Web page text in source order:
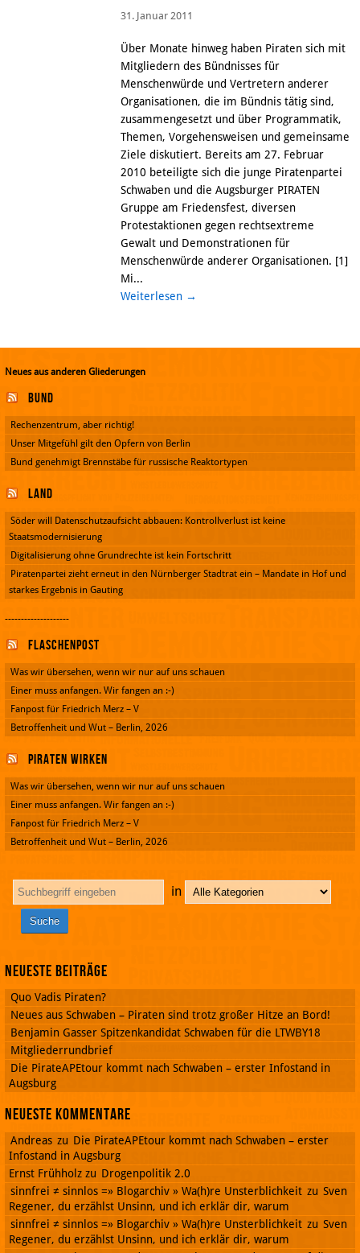
31. Januar 2011
Über Monate hinweg haben Piraten sich mit
Mitgliedern des Bündnisses für
Menschenwürde und Vertretern anderer
Organisationen, die im Bündnis tätig sind,
zusammengesetzt und über Programmatik,
Themen, Vorgehensweisen und gemeinsame
Ziele diskutiert. Bereits am 27. Februar
2010 beteiligte sich die junge Piratenpartei
Schwaben und die Augsburger PIRATEN
Gruppe am Friedensfest, diversen
Protestaktionen gegen rechtsextreme
Gewalt und Demonstrationen für
Menschenwürde anderer Organisationen. [1]
Mi...
Weiterlesen →
Neues aus anderen Gliederungen
Bund
Rechenzentrum, aber richtig!
Unser Mitgefühl gilt den Opfern von Berlin
Bund genehmigt Brennstäbe für russische Reaktortypen
Land
Söder will Datenschutzaufsicht abbauen: Kontrollverlust ist keine
Staatsmodernisierung
Digitalisierung ohne Grundrechte ist kein Fortschritt
Piratenpartei zieht erneut in den Nürnberger Stadtrat ein – Mandate in Hof und
starkes Ergebnis in Gauting
--------------------
Flaschenpost
Was wir übersehen, wenn wir nur auf uns schauen
Einer muss anfangen. Wir fangen an :-)
Fanpost für Friedrich Merz – V
Betroffenheit und Wut – Berlin, 2026
Piraten wirken
Was wir übersehen, wenn wir nur auf uns schauen
Einer muss anfangen. Wir fangen an :-)
Fanpost für Friedrich Merz – V
Betroffenheit und Wut – Berlin, 2026
in
Neueste Beiträge
Quo Vadis Piraten?
Neues aus Schwaben – Piraten sind trotz großer Hitze an Bord!
Benjamin Gasser Spitzenkandidat Schwaben für die LTWBY18
Mitgliederrundbrief
Die PirateAPEtour kommt nach Schwaben – erster Infostand in
Augsburg
Neueste Kommentare
Andreas zu Die PirateAPEtour kommt nach Schwaben – erster
Infostand in Augsburg
Ernst Frühholz zu Drogenpolitik 2.0
sinnfrei ≠ sinnlos =» Blogarchiv » Wa(h)re Unsterblichkeit zu Sven
Regener, du erzählst Unsinn, und ich erklär dir, warum
sinnfrei ≠ sinnlos =» Blogarchiv » Wa(h)re Unsterblichkeit zu Sven
Regener, du erzählst Unsinn, und ich erklär dir, warum